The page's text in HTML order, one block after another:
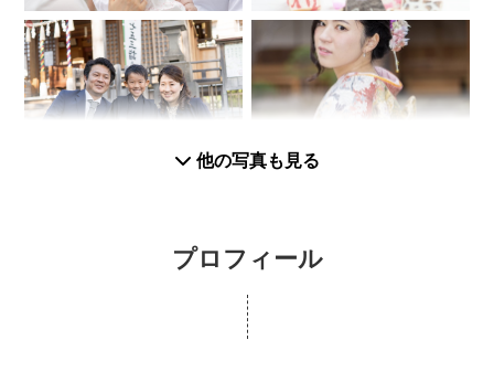
他の写真も見る
プロフィール